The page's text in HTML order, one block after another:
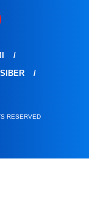
RESERVED